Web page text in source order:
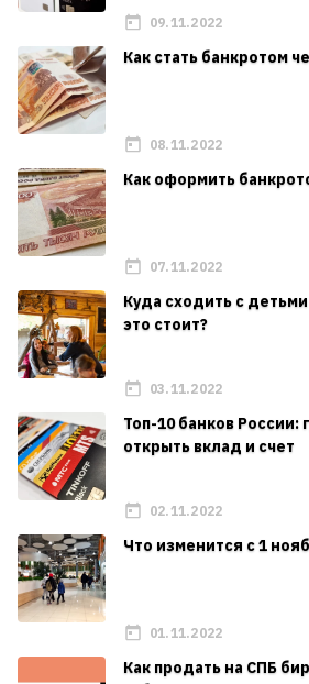
09.11.2022
Как стать банкротом
08.11.2022
Как оформить
07.11.2022
Куда сходить с
это стоит?
03.11.2022
Топ-10 банков России:
открыть вклад и счет
02.11.2022
Что изменится с 1
01.11.2022
Как продать на СПБ